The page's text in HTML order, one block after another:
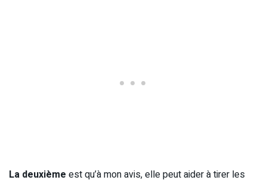
La deuxième est qu’à mon avis, elle peut aider à tirer les